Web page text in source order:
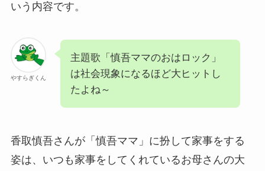
いう内容です。
やすらぎくん
主題歌「慎吾ママのおはロック」
は社会現象になるほど大ヒットし
たよね～
香取慎吾さんが「慎吾ママ」に扮して家事をする
姿は、いつも家事をしてくれているお母さんの大